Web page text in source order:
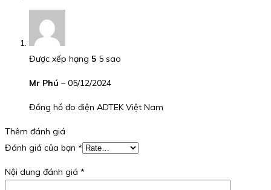
Được xếp hạng 5 5 sao
Mr Phú – 05/12/2024
Đồng hồ đo điện ADTEK Việt Nam
Thêm đánh giá
Đánh giá của bạn *
Nội dung đánh giá *